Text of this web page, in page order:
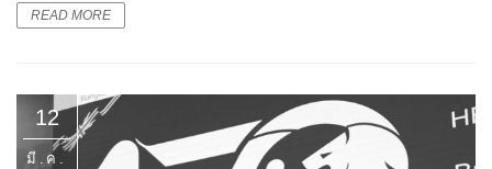
READ MORE
12
มี.ค.